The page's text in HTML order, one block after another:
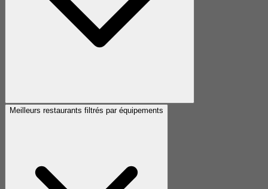
Meilleurs restaurants filtrés par équipements